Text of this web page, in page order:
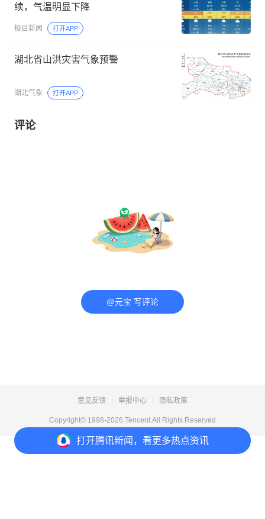
打开腾讯新闻，看更多热点资讯
续，气温明显下降
极目新闻 打开APP
湖北省山洪灾害气象预警
湖北气象 打开APP
评论
@元宝 写评论
意见反馈 举报中心 隐私政策
Copyright© 1998-2026 Tencent.All Rights Reserved